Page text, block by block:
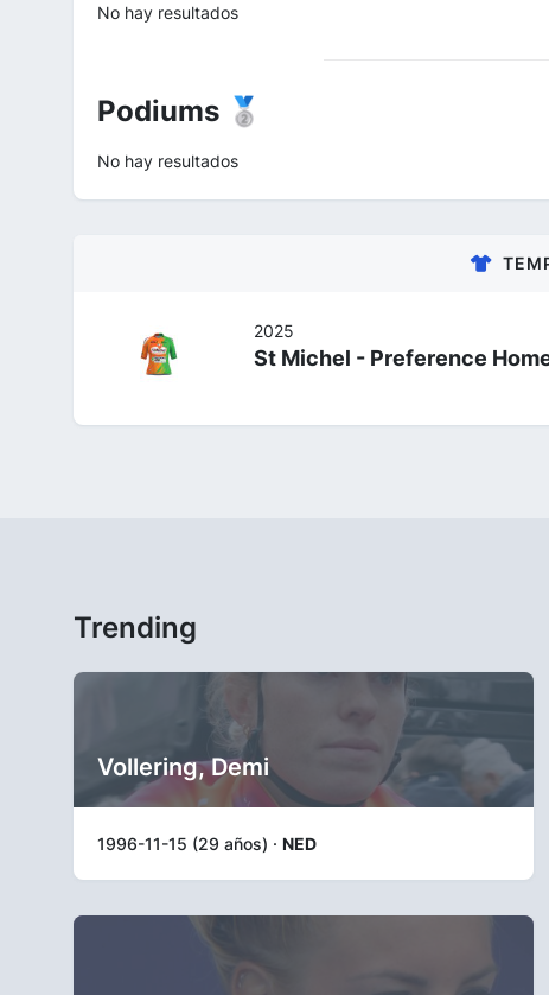
No hay resultados
Podiums 🥈
No hay resultados
2025
St Michel - Preference
Trending
Vollering, Demi
1996-11-15 (29 años) · NED